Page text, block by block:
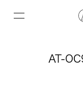
AT-